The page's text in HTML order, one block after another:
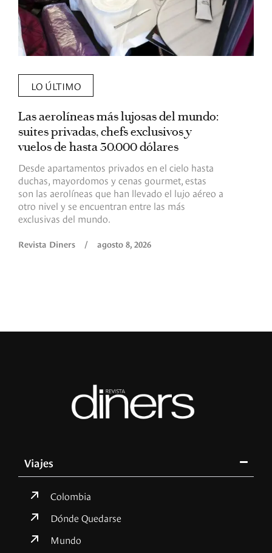
LO ÚLTIMO
Las aerolíneas más lujosas del mundo:
suites privadas, chefs exclusivos y
vuelos de hasta 30.000 dólares
Desde apartamentos privados en el cielo hasta
duchas, mayordomos y cenas gourmet, estas
son las aerolíneas que han llevado el lujo aéreo a
otro nivel y se encuentran entre las más
exclusivas del mundo.
Revista Diners / agosto 8, 2026
Viajes
Colombia
Dónde Quedarse
Mundo